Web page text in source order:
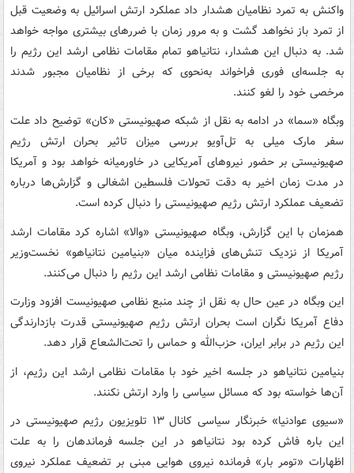
واکنش به تمرد نظامیان هشدار داد عملکرد ارتش اسرائیل به وضعیت قبل
از تمرد باز نخواهد گشت و به مرور زمان با ضررهای بیشتری مواجه خواهد
شد. به دنبال این هشدار، نتانیاهو تمام مقامات نظامی ارشد این رژیم را
به جلسه‌ای فوری فراخواند به‌نحوی که برخی از نظامیان مجبور شدند
مرخصی خود را لغو کنند.
وبگاه «سما» در ادامه به نقل از شبکه صهیونیستی «کان» توضیح داد علت
سفر مارک میلی به تل‌آویو بررسی میزان تاثیر بحران ارتش رژیم
صهیونیستی بر حضور نیروهای آمریکایی در خاورمیانه خواهد بود و آمریکا
در مدت زمان اخیر به دقت تحولات فلسطین اشغالی و گزارش‌ها درباره
تضعیف عملکرد ارتش رژیم صهیونیستی را دنبال کرده است.
همزمان با این گزارش، وبگاه صهیونیستی «والا» اشاره کرد مقامات ارشد
آمریکا از نزدیک تنش‌های فزاینده میان «بنیامین نتانیاهو» نخست‌وزیر
رژیم صهیونیستی و مقامات نظامی ارشد این رژیم را دنبال می‌کنند.
این وبگاه در عین حال به نقل از چند منبع نظامی صهیونیست افزود وزارت
دفاع آمریکا نگران است بحران ارتش رژیم صهیونیستی قدرت بازدارندگی
این رژیم در برابر ایران، حزب‌الله و حماس را تحت‌الشعاع قرار دهد.
بنیامین نتانیاهو در جلسه اخیر خود با مقامات نظامی ارشد این رژیم، از
آن‌ها خواسته بود که مسائل سیاسی را وارد ارتش نکنند.
«سیوی عوادنیا» خبرنگار سیاسی کانال ۱۳ تلویزیون رژیم صهیونیستی در
این باره فاش کرده بود نتانیاهو در این جلسه فرماندهان را به علت
اظهارات «تومر بار» فرمانده نیروی هوایی مبنی بر تضعیف عملکرد نیروی